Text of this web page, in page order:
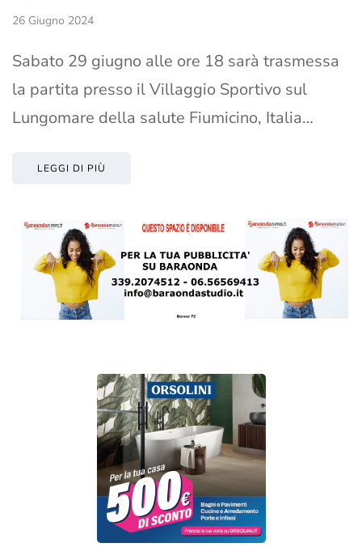
26 Giugno 2024
Sabato 29 giugno alle ore 18 sarà trasmessa
la partita presso il Villaggio Sportivo sul
Lungomare della salute Fiumicino, Italia…
LEGGI DI PIÙ